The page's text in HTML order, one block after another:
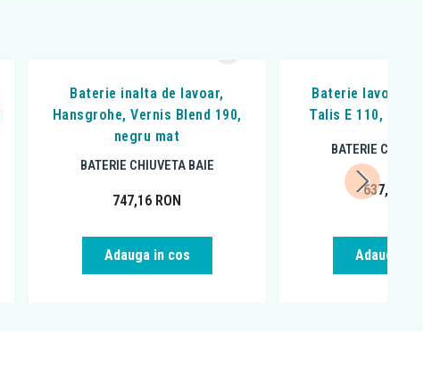
Baterie inalta de lavoar,
Hansgrohe, Vernis Blend 190,
negru mat
BATERIE CHIUVETA BAIE
747,16 RON
Adauga in cos
Baterie lavoar,
Talis E 110, Cu
BATERIE
637,80
Adauga in